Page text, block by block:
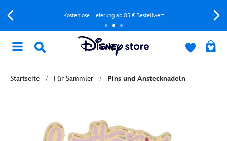
Kostenlose Lieferung ab 85 € Bestellwert
Startseite Für Sammler Pins und Anstecknadeln